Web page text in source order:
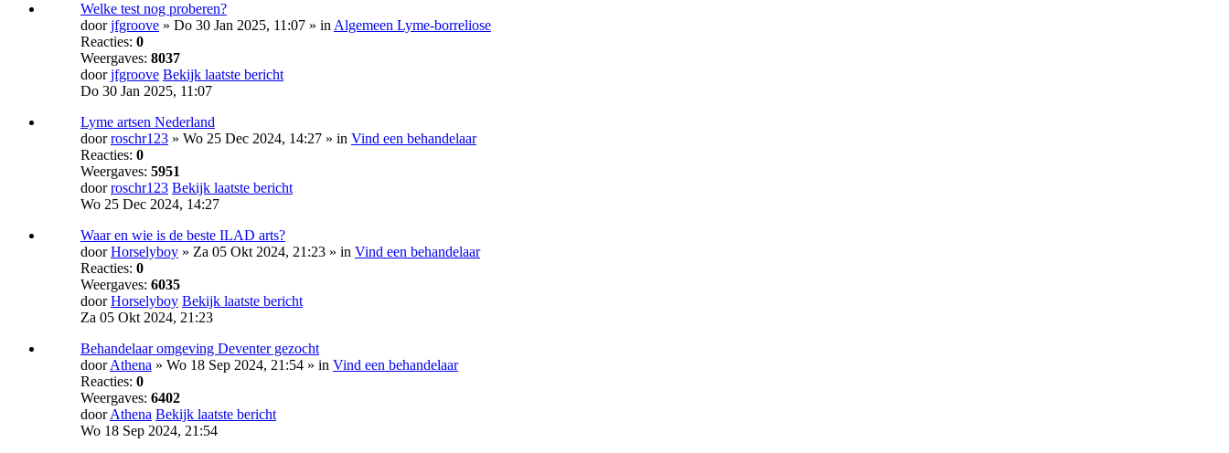
Welke test nog proberen?
doorjfgroove » Do 30 Jan 2025, 11:07 » in Algemeen Lyme-borreliose
Reacties: 0
Weergaves: 8037
doorjfgroove Bekijk laatste bericht
Do 30 Jan 2025, 11:07
Lyme artsen Nederland
doorroschr123 » Wo 25 Dec 2024, 14:27 » in Vind een behandelaar
Reacties: 0
Weergaves: 5951
doorroschr123 Bekijk laatste bericht
Wo 25 Dec 2024, 14:27
Waar en wie is de beste ILAD arts?
doorHorselyboy » Za 05 Okt 2024, 21:23 » in Vind een behandelaar
Reacties: 0
Weergaves: 6035
doorHorselyboy Bekijk laatste bericht
Za 05 Okt 2024, 21:23
Behandelaar omgeving Deventer gezocht
doorAthena » Wo 18 Sep 2024, 21:54 » in Vind een behandelaar
Reacties: 0
Weergaves: 6402
doorAthena Bekijk laatste bericht
Wo 18 Sep 2024, 21:54